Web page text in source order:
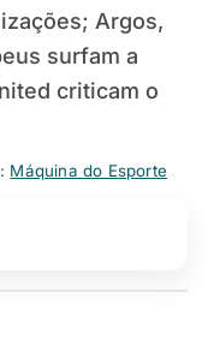
Argos,
surfam a
criticam o
Máquina do Esporte